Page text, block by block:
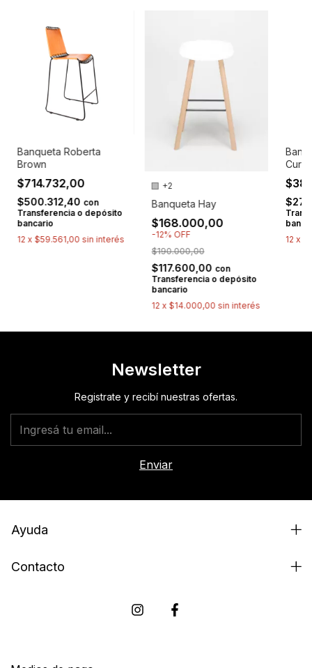
Banqueta Roberta
Brown
$714.732,00
$500.312,40 con
Transferencia o depósito
bancario
12 x $59.561,00 sin interés
+2
Banqueta Hay
$168.000,00
-12% OFF
$190.000,00
$117.600,00 con
Transferencia o depósito
bancario
12 x $14.000,00 sin interés
12 x
Newsletter
Registrate y recibí nuestras ofertas.
Ayuda
Contacto